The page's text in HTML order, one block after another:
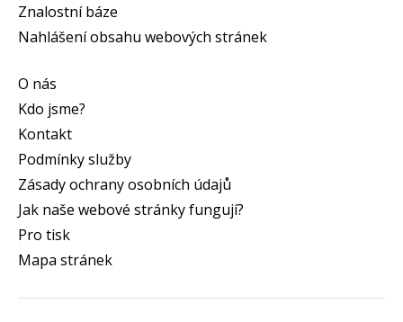
Znalostní báze
Nahlášení obsahu webových stránek
O nás
Kdo jsme?
Kontakt
Podmínky služby
Zásady ochrany osobních údajů
Jak naše webové stránky fungují?
Pro tisk
Mapa stránek